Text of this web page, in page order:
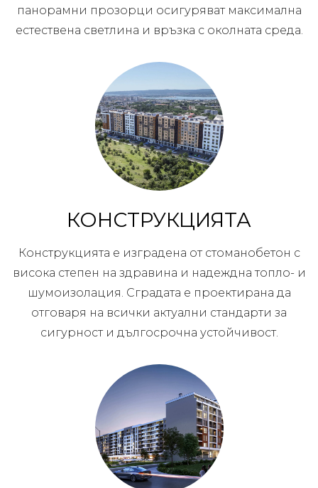
панорамни прозорци осигуряват максимална
естествена светлина и връзка с околната среда.
КОНСТРУКЦИЯТА
Конструкцията е изградена от стоманобетон с
висока степен на здравина и надеждна топло- и
шумоизолация. Сградата е проектирана да
отговаря на всички актуални стандарти за
сигурност и дългосрочна устойчивост.